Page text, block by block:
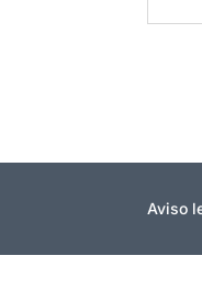
Aviso